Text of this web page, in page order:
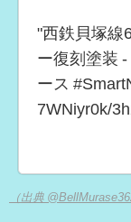
"西鉄貝塚線
ー復刻塗装 -
ース
7WNiyr0k/
（出典